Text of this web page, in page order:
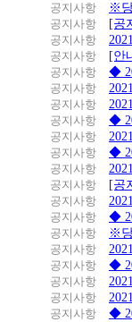
공지사항
※
공지사항
[공
공지사항
공지사항
[안
공지사항
◆
공지사항
공지사항
공지사항
◆
공지사항
공지사항
◆
공지사항
공지사항
[공
공지사항
공지사항
◆
공지사항
※
공지사항
공지사항
◆
공지사항
공지사항
공지사항
◆